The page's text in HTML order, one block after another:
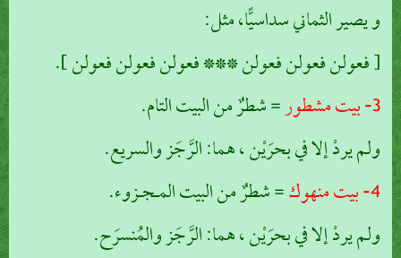
و يصير الثماني سداسيًّا، مثل:
[ فعولن فعولن فعولن *** فعولن فعولن فعولن ].
3- بيت مشطور
= شطرٌ من البيت التام.
ولم يردْ إلا في بحرَيْن ، هما: الرَّجَز والسريع.
4- بيت منهوك
= شطرٌ من البيت المـجـزوء.
ولم يردْ إلا في بحرَيْن ، هما: الرَّجَز والمُنسرَح.